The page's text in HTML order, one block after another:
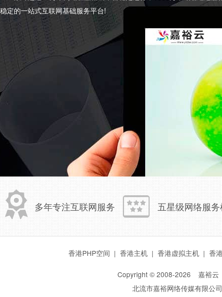
稳定的一站式互联网基础服务平台!
多年专注互联网服务 五星级网络服
香港PHP空间 | 香港主机 | 香港虚拟主机 | 香
Copyright © 2008-2026 嘉裕云
北流市嘉裕网络传媒有限公司